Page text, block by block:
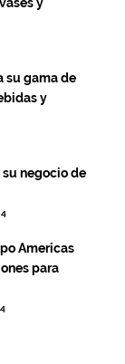
su gama de
y
su negocio de
Americas
para